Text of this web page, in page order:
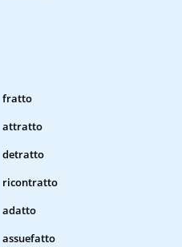
fratto
attratto
detratto
ricontratto
adatto
assuefatto